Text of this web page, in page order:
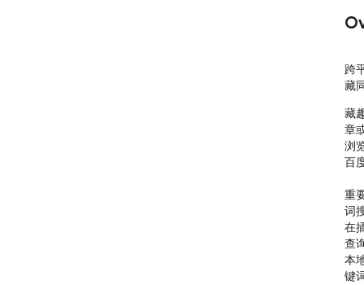
跨
藏
藏
章
浏
百
重
词
在
查
本
键